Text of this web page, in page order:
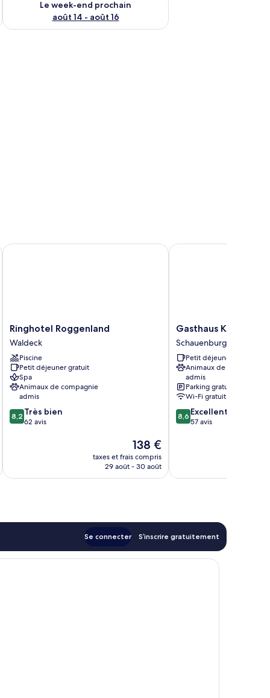
Le week-end prochain
août 14 - août 16
lit, un bureau, une télévision et un petit coin salon.
Ringhotel
Roggenland
Waldeck
Ringhotel Roggenland
Waldeck
Piscine
Petit déjeuner gratuit
Spa
Animaux de compagnie
admis
8.2
sur
8,2 Très bien
62 avis
Le
nouveau
prix
138 €
taxes et frais compris
29 août - 30 août
Ringhotel Roggenland
Gasthaus
Kraft
Schauenburg
Gasthaus Kraft
Schauenburg
Petit déjeuner gratuit
Animaux de compagnie
admis
Parking gratuit
Wi-Fi gratuit
8.6
sur
8,6 Excellent
57 avis
Gasthaus Kraft
Se connecter S’inscrire gratuitement